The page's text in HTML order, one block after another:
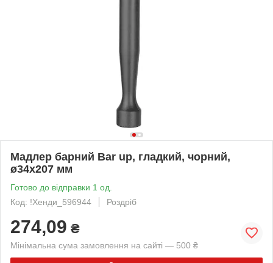
Мадлер барний Bar up, гладкий, чорний,
ø34x207 мм
Готово до відправки 1 од.
Код: !Хенди_596944
Роздріб
274,09 ₴
Мінімальна сума замовлення на сайті — 500 ₴